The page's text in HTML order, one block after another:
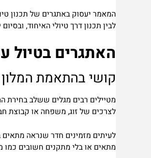
המאמר יעסוק באתגרים של תכנון
לבין תכנון דרך טיולי האיחוד,
האתגרים בטיול
קושי בהתאמת
מטיילים רבים מגלים ששלב בחירת
לצרכים של זוג, משפחה או קבוצת
לעיתים מזמינים חדר שנראה מתאים
מתאים או בלי מתקנים חשובים כמו